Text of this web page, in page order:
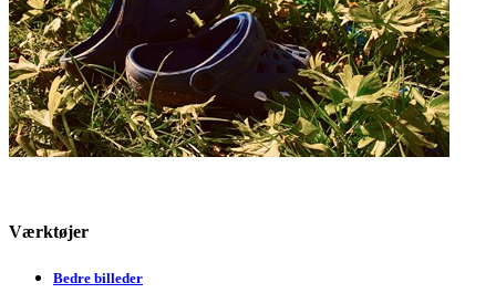
Værktøjer
Bedre billeder